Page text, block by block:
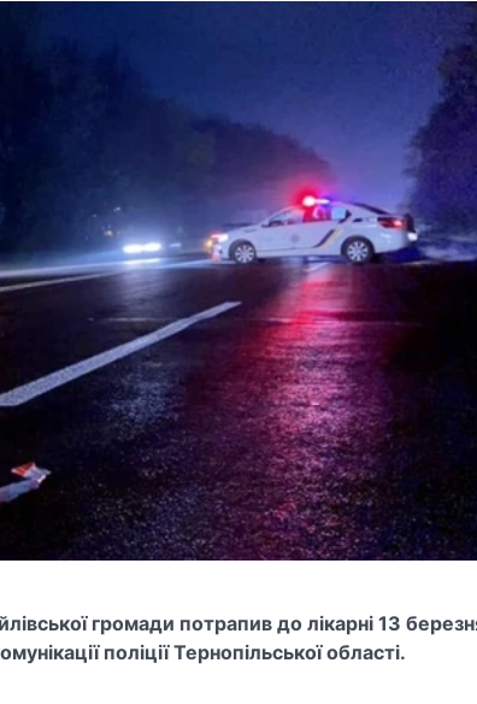
громади потрапив до лікарні 13
поліції Тернопільської області.